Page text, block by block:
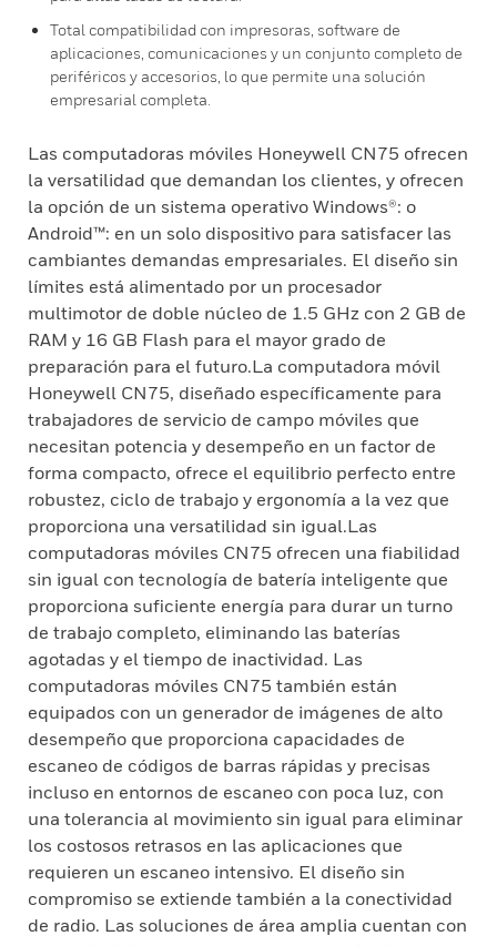
Total compatibilidad con impresoras, software de
aplicaciones, comunicaciones y un conjunto completo de
periféricos y accesorios, lo que permite una solución
empresarial completa.
Las computadoras móviles Honeywell CN75 ofrecen
la versatilidad que demandan los clientes, y ofrecen
la opción de un sistema operativo Windows®: o
Android™: en un solo dispositivo para satisfacer las
cambiantes demandas empresariales. El diseño sin
límites está alimentado por un procesador
multimotor de doble núcleo de 1.5 GHz con 2 GB de
RAM y 16 GB Flash para el mayor grado de
preparación para el futuro.La computadora móvil
Honeywell CN75, diseñado específicamente para
trabajadores de servicio de campo móviles que
necesitan potencia y desempeño en un factor de
forma compacto, ofrece el equilibrio perfecto entre
robustez, ciclo de trabajo y ergonomía a la vez que
proporciona una versatilidad sin igual.Las
computadoras móviles CN75 ofrecen una fiabilidad
sin igual con tecnología de batería inteligente que
proporciona suficiente energía para durar un turno
de trabajo completo, eliminando las baterías
agotadas y el tiempo de inactividad. Las
computadoras móviles CN75 también están
equipados con un generador de imágenes de alto
desempeño que proporciona capacidades de
escaneo de códigos de barras rápidas y precisas
incluso en entornos de escaneo con poca luz, con
una tolerancia al movimiento sin igual para eliminar
los costosos retrasos en las aplicaciones que
requieren un escaneo intensivo. El diseño sin
compromiso se extiende también a la conectividad
de radio. Las soluciones de área amplia cuentan con